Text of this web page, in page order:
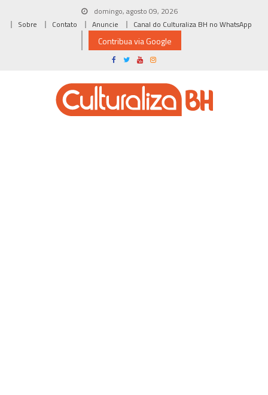
domingo, agosto 09, 2026
Sobre
Contato Anuncie Canal do Culturaliza BH no WhatsApp
Contribua via Google